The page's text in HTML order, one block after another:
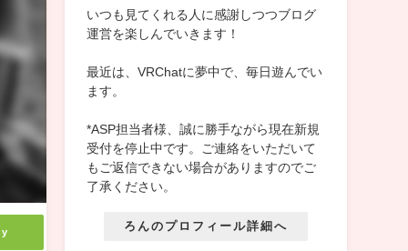
いつも見てくれる人に感謝しつつブログ
運営を楽しんでいきます！
最近は、VRChatに夢中で、毎日遊んでい
ます。
*ASP担当者様、誠に勝手ながら現在新規
受付を停止中です。ご連絡をいただいて
もご返信できない場合がありますのでご
了承ください。
ろんのプロフィール詳細へ